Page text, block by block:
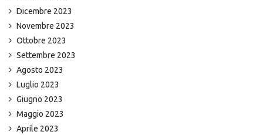
Dicembre 2023
Novembre 2023
Ottobre 2023
Settembre 2023
Agosto 2023
Luglio 2023
Giugno 2023
Maggio 2023
Aprile 2023